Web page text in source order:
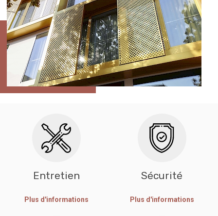
Entretien
Plus d'informations
Sécurité
Plus d'informations